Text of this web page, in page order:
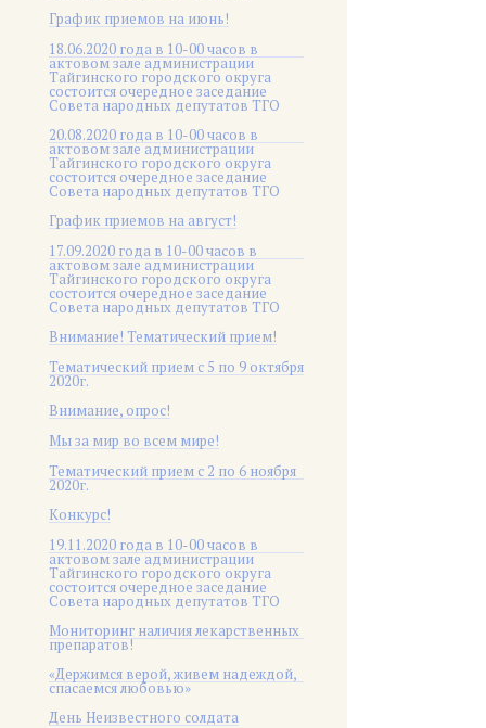
График приемов на июнь!
18.06.2020 года в 10-00 часов в
актовом зале администрации
Тайгинского городского округа
состоится очередное заседание
Совета народных депутатов ТГО
20.08.2020 года в 10-00 часов в
актовом зале администрации
Тайгинского городского округа
состоится очередное заседание
Совета народных депутатов ТГО
График приемов на август!
17.09.2020 года в 10-00 часов в
актовом зале администрации
Тайгинского городского округа
состоится очередное заседание
Совета народных депутатов ТГО
Внимание! Тематический прием!
Тематический прием с 5 по 9 октября
2020г.
Внимание, опрос!
Мы за мир во всем мире!
Тематический прием с 2 по 6 ноября
2020г.
Конкурс!
19.11.2020 года в 10-00 часов в
актовом зале администрации
Тайгинского городского округа
состоится очередное заседание
Совета народных депутатов ТГО
Мониторинг наличия лекарственных
препаратов!
«Держимся верой, живем надеждой,
спасаемся любовью»
День Неизвестного солдата